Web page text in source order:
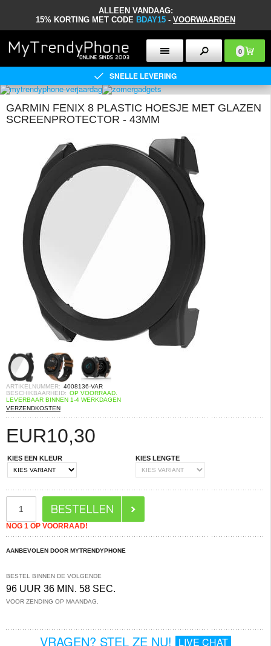
ALLEEN VANDAAG:
15% KORTING MET CODE BDAY15 - VOORWAARDEN
0
SNELLE LEVERING
GARMIN FENIX 8 PLASTIC HOESJE MET GLAZEN
SCREENPROTECTOR - 43MM
ARTIKELNUMMER: 4008136-VAR
BESCHIKBAARHEID: OP VOORRAAD.
LEVERBAAR BINNEN 1-4 WERKDAGEN
VERZENDKOSTEN
EUR10,30
KIES EEN KLEUR KIES LENGTE
NOG 1 OP VOORRAAD!
AANBEVOLEN DOOR MYTRENDYPHONE
BESTEL BINNEN DE VOLGENDE
96 UUR 36 MIN. 57 SEC.
VOOR ZENDING OP MAANDAG.
VRAGEN? STEL ZE NU! LIVE CHAT